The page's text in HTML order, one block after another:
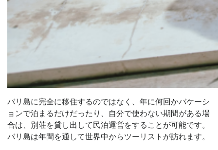
バリ島に完全に移住するのではなく、年に何回かバケーシ
ョンで泊まるだけだったり、自分で使わない期間がある場
合は、別荘を貸し出して民泊運営をすることが可能です。
バリ島は年間を通して世界中からツーリストが訪れます。